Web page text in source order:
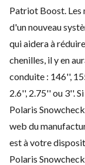
Patriot Boost. Les
d'un nouveau
qui aidera à
chenilles, il y en
conduite : 146'',
2.6'', 2.75'' ou 3''.
Polaris
web du
est à votre
Polaris